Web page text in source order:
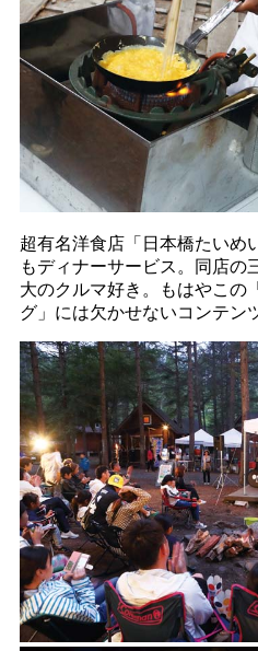
超有名洋食店「日本橋たいめ
もディナーサービス。同店の
大のクルマ好き。もはやこの
グ」には欠かせないコンテン